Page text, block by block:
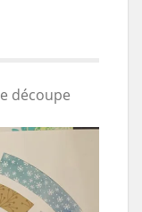
découpe